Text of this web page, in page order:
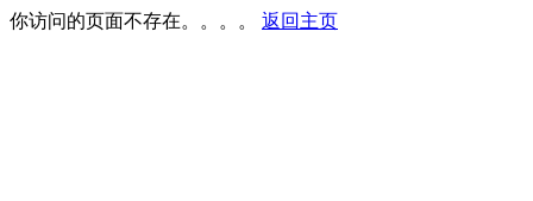
你访问的页面不存在。。。。 返回主页